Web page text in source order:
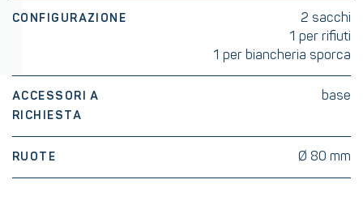
CONFIGURAZIONE
2 sacchi
1 per rifiuti
1 per biancheria sporca
ACCESSORI A
RICHIESTA
base
RUOTE Ø 80 mm